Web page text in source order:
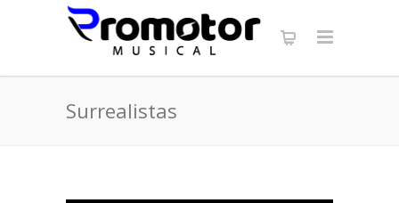
Surrealistas